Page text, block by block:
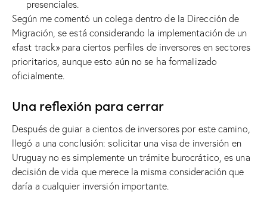
presenciales.
Según me comentó un colega dentro de la Dirección de
Migración, se está considerando la implementación de un
«fast track» para ciertos perfiles de inversores en sectores
prioritarios, aunque esto aún no se ha formalizado
oficialmente.
Una reflexión para cerrar
Después de guiar a cientos de inversores por este camino,
llegó a una conclusión: solicitar una visa de inversión en
Uruguay no es simplemente un trámite burocrático, es una
decisión de vida que merece la misma consideración que
daría a cualquier inversión importante.